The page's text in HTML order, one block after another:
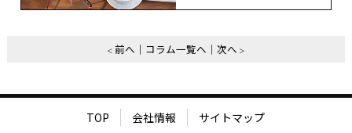
前へ コラム一覧へ 次へ
TOP 会社情報 サイトマップ